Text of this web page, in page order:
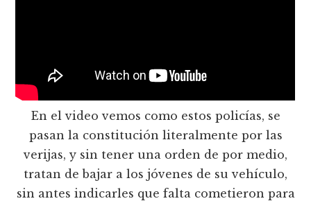
En el video vemos como estos policías, se
pasan la constitución literalmente por las
verijas, y sin tener una orden de por medio,
tratan de bajar a los jóvenes de su vehículo,
sin antes indicarles que falta cometieron para